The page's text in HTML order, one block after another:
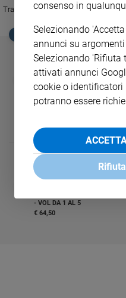
2026
Cinema,
Famiglia
educazione
Tra gli ospiti di Gad Lerner il
EDICOLA SAN PAOLO
GBABY
€ 34,80 € 21,90 37%
- VOL DA 1 AL 5
€ 64,50
consenso in
Selezionando
annunci su
Selezionando 'Rifiuta
attivati annunci
cookie o
potranno essere